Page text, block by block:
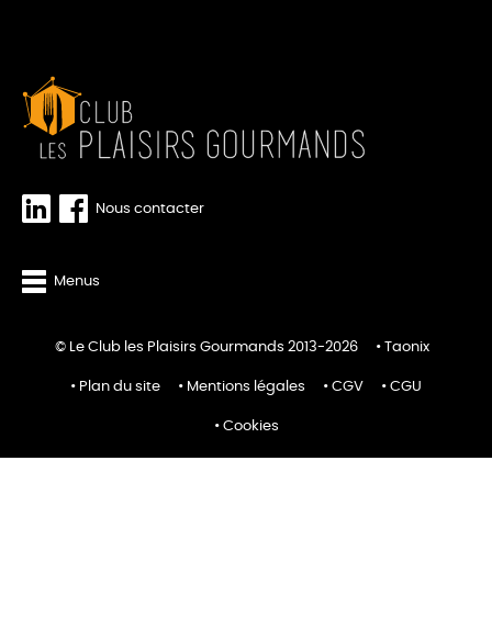
Nous contacter
Menus
© Le Club les Plaisirs Gourmands 2013-2026 Taonix
Plan du site Mentions légales CGV CGU
Cookies